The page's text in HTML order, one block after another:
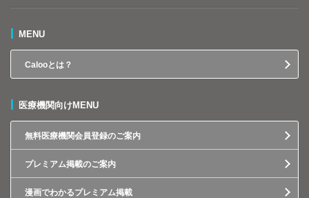
MENU
Calooとは？
医療機関向けMENU
無料医療機関会員登録のご案内
プレミアム掲載のご案内
漫画でわかるプレミアム掲載